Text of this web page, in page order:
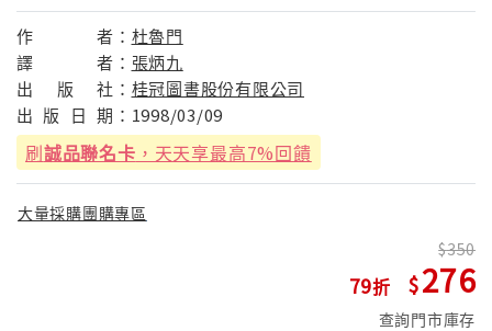
作 者： 杜魯門
譯
者： 張炳九
出
版 社： 桂冠圖書股份有限公司
出 版 日 期： 1998/03/09
刷誠品聯名卡 ，天天享最高7%回饋
大量採購團購專區
79
350
276
查詢門市庫存